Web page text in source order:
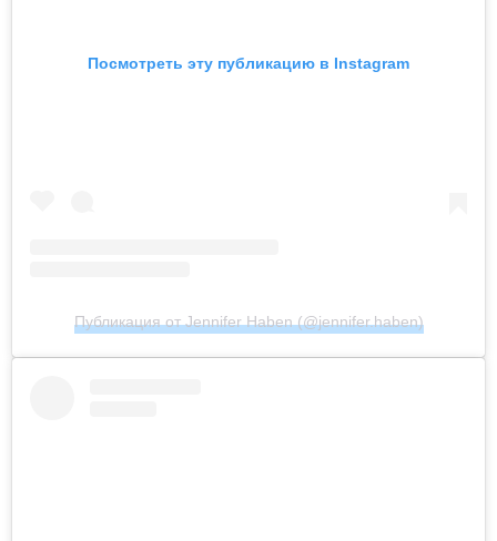
Посмотреть эту публикацию в Instagram
Публикация от Jennifer Haben (@jennifer.haben)